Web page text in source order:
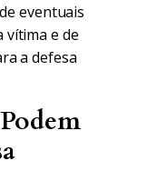
eventuais
vítima e de
a defesa